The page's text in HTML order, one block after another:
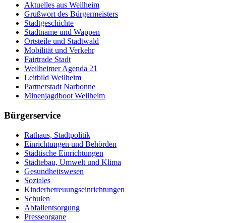
Aktuelles aus Weilheim
Grußwort des Bürgermeisters
Stadtgeschichte
Stadtname und Wappen
Ortsteile und Stadtwald
Mobilität und Verkehr
Fairtrade Stadt
Weilheimer Agenda 21
Leitbild Weilheim
Partnerstadt Narbonne
Minenjagdboot Weilheim
Bürgerservice
Rathaus, Stadtpolitik
Einrichtungen und Behörden
Städtische Einrichtungen
Städtebau, Umwelt und Klima
Gesundheitswesen
Soziales
Kinderbetreuungseinrichtungen
Schulen
Abfallentsorgung
Presseorgane